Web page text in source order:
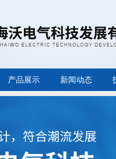
产品展示 新闻动态